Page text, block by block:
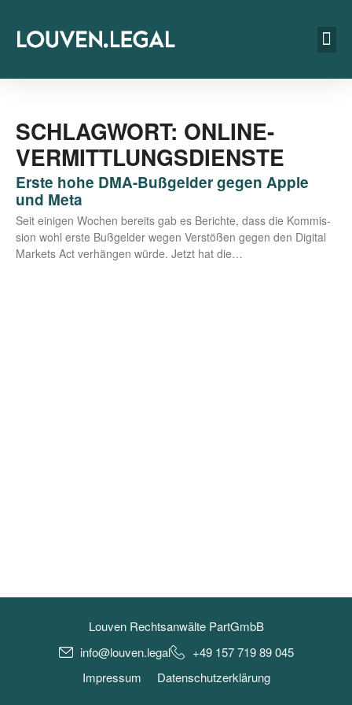
SCHLAGWORT: ONLINE-
VERMITTLUNGSDIENSTE
Erste hohe DMA-Bußgelder gegen Apple
und Meta
Seit eini­gen Wochen bereits gab es Berich­te, dass die Kom­mis­
si­on wohl ers­te Buß­gel­der wegen Ver­stö­ßen gegen den Digi­tal
Mar­kets Act ver­hän­gen wür­de. Jetzt hat die…
Louven Rechtsanwälte PartGmbB
info@louven.legal
+49 157 719 89 045
Impressum
Datenschutzerklärung